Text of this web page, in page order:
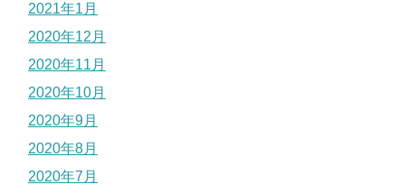
2021年1月
2020年12月
2020年11月
2020年10月
2020年9月
2020年8月
2020年7月